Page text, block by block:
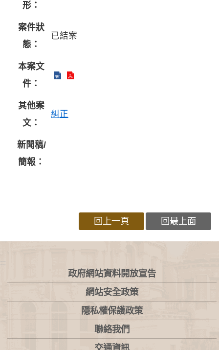
形：
案件狀
態：
已結案
本案文
件：
其他案
文：
糾正
新聞稿/
簡報：
回上一頁 回最上面
:::
政府網站資料開放宣告
網站安全政策
隱私權保護政策
聯絡我們
交通資訊